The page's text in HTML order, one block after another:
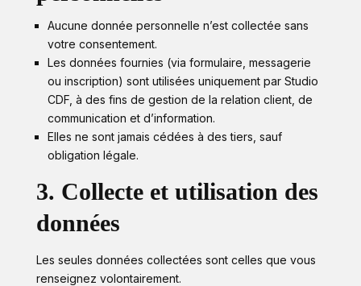
Aucune donnée personnelle n’est collectée sans
votre consentement.
Les données fournies (via formulaire, messagerie
ou inscription) sont utilisées uniquement par Studio
CDF, à des fins de gestion de la relation client, de
communication et d’information.
Elles ne sont jamais cédées à des tiers, sauf
obligation légale.
3. Collecte et utilisation des
données
Les seules données collectées sont celles que vous
renseignez volontairement.